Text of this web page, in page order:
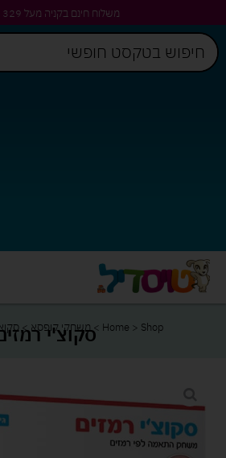
משלוח חינם בקניה מעל 329 ש"ח!!
Home > Shop
>משחקי קופסא> סקוצ'י